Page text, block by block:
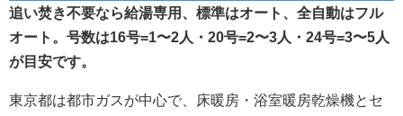
追い焚き不要なら給湯専用、標準はオート、全自動はフル
オート。号数は16号=1〜2人・20号=2〜3人・24号=3〜5人
が目安です。
東京都は都市ガスが中心で、床暖房・浴室暖房乾燥機とセ